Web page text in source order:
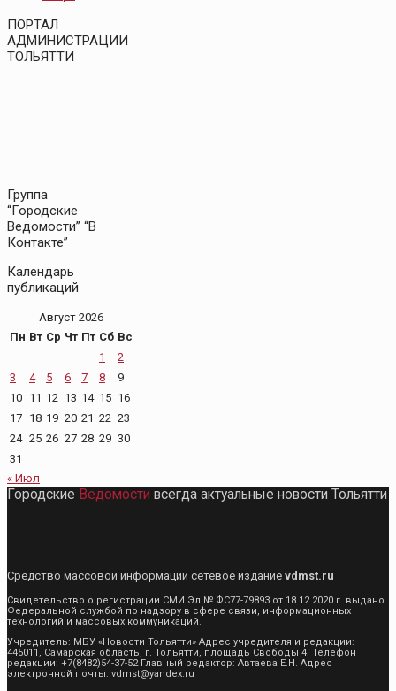
ПОРТАЛ
АДМИНИСТРАЦИИ
ТОЛЬЯТТИ
Группа
“Городские
Ведомости” “В
Контакте”
Календарь
публикаций
Август 2026
Пн Вт Ср Чт Пт Сб Вс
1
2
3
4 5 6 7 8
9
10 11 12 13 14 15 16
17 18 19 20 21 22 23
24 25 26 27 28 29 30
31
« Июл
Городские Ведомости всегда актуальные новости Тольятти
Средство массовой информации сетевое издание vdmst.ru
Свидетельство о регистрации СМИ Эл № ФС77-79893 от 18.12.2020 г. выдано
Федеральной службой по надзору в сфере связи, информационных
технологий и массовых коммуникаций.
Учредитель: МБУ «Новости Тольятти» Адрес учредителя и редакции:
445011, Самарская область, г. Тольятти, площадь Свободы 4. Телефон
редакции: +7(8482)54-37-52 Главный редактор: Автаева Е.Н. Адрес
электронной почты: vdmst@yandex.ru